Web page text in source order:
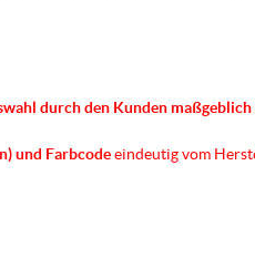
durch den Kunden maßgeblich
und Farbcodeeindeutig vom